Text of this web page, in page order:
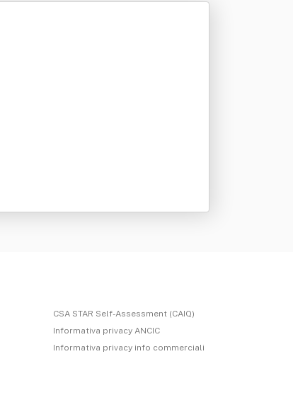
CSA STAR Self-Assessment (CAIQ)
Informativa privacy ANCIC
Informativa privacy info commerciali